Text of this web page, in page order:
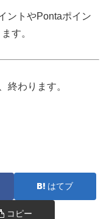
ントやPontaポイン
す。
終わります。
はてブ
コピー